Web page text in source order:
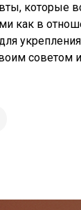
которые
как в
советом